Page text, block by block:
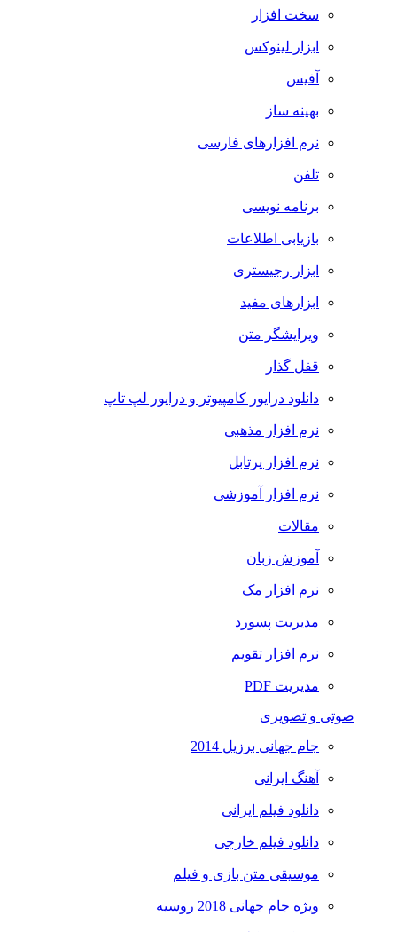
سخت افزار
ابزار لینوکس
آفیس
بهینه ساز
نرم افزارهای فارسی
تلفن
برنامه نویسی
بازیابی اطلاعات
ابزار رجیستری
ابزارهای مفید
ویرایشگر متن
قفل گذار
دانلود درایور کامپیوتر و درایور لپ تاپ
نرم افزار مذهبی
نرم افزار پرتابل
نرم افزار آموزشی
مقالات
آموزش زبان
نرم افزار مک
مدیریت پسورد
نرم افزار تقویم
مدیریت PDF
صوتی و تصویری
جام جهانی برزیل 2014
آهنگ ایرانی
دانلود فیلم ایرانی
دانلود فیلم خارجی
موسیقی متن بازی و فیلم
ویژه جام جهانی 2018 روسیه